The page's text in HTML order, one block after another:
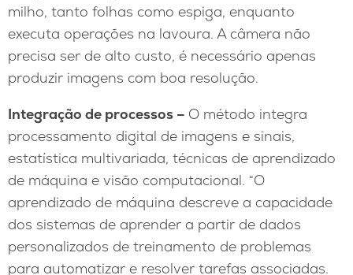
milho, tanto folhas como espiga, enquanto
executa operações na lavoura. A câmera não
precisa ser de alto custo, é necessário apenas
produzir imagens com boa resolução.
Integração de processos – O método integra
processamento digital de imagens e sinais,
estatística multivariada, técnicas de aprendizado
de máquina e visão computacional. “O
aprendizado de máquina descreve a capacidade
dos sistemas de aprender a partir de dados
personalizados de treinamento de problemas
para automatizar e resolver tarefas associadas.